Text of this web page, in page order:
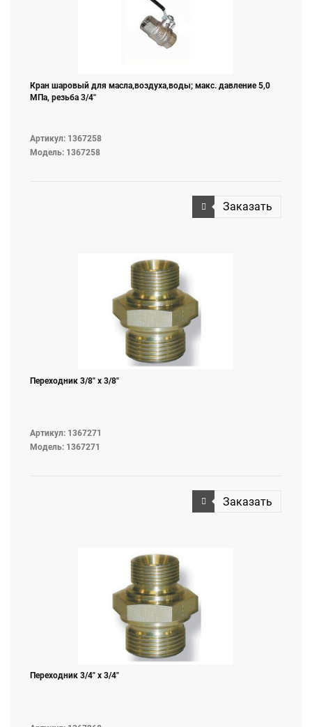
Кран шаровый для масла,воздуха,воды; макс. давление 5,0
МПа, резьба 3/4"
Артикул: 1367258
Модель: 1367258
Заказать
Переходник 3/8" х 3/8"
Артикул: 1367271
Модель: 1367271
Заказать
Переходник 3/4" х 3/4"